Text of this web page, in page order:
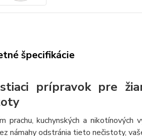
špecifikácie
prípravok pre
prachu, kuchynských a
námahy odstránia tieto nečistoty,